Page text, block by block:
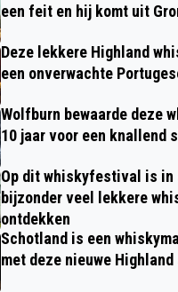
een feit en hij komt uit
Deze lekkere Highland
een onverwachte
Wolfburn bewaarde deze
10 jaar voor een knallend
Op dit whiskyfestival is in
bijzonder veel lekkere
ontdekken
Schotland is een
met deze nieuwe